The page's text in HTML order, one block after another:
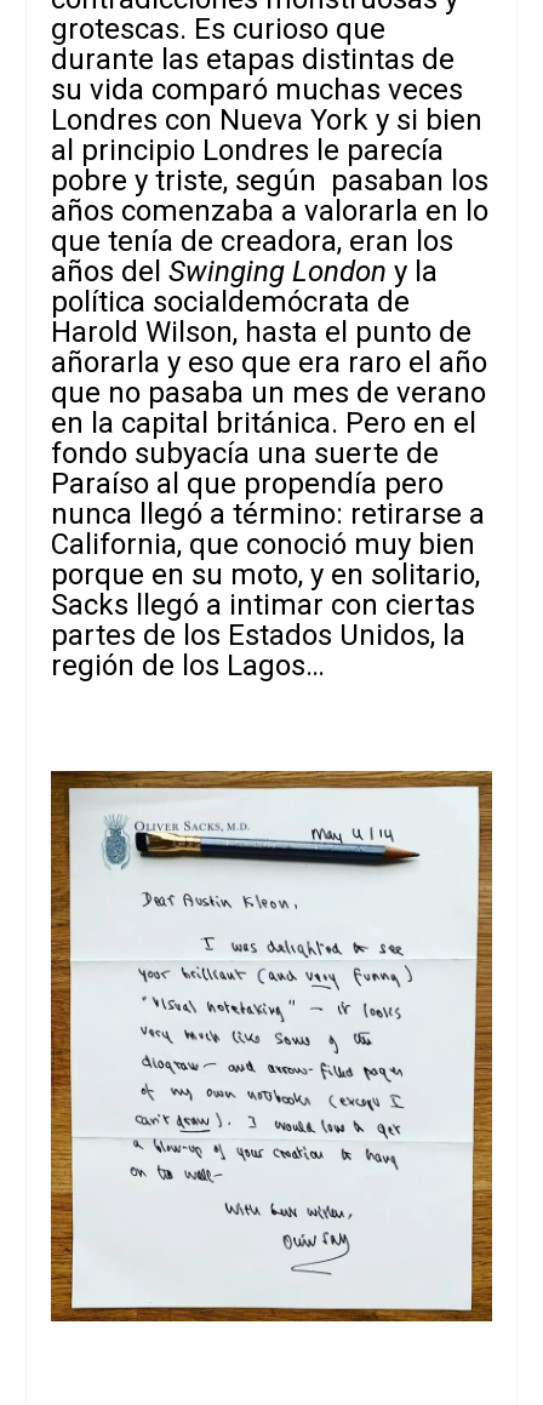
grotescas. Es curioso que
durante las etapas distintas de
su vida comparó muchas veces
Londres con Nueva York y si bien
al principio Londres le parecía
pobre y triste, según pasaban los
años comenzaba a valorarla en lo
que tenía de creadora, eran los
años delSwinging London y la
política socialdemócrata de
Harold Wilson, hasta el punto de
añorarla y eso que era raro el año
que no pasaba un mes de verano
en la capital británica. Pero en el
fondo subyacía una suerte de
Paraíso al que propendía pero
nunca llegó a término: retirarse a
California, que conoció muy bien
porque en su moto, y en solitario,
Sacks llegó a intimar con ciertas
partes de los Estados Unidos, la
región de los Lagos…